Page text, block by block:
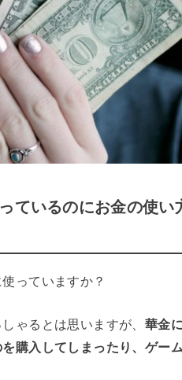
ているのにお金の使い
っていますか？
ゃるとは思いますが、 華金
購入してしまったり、ゲー